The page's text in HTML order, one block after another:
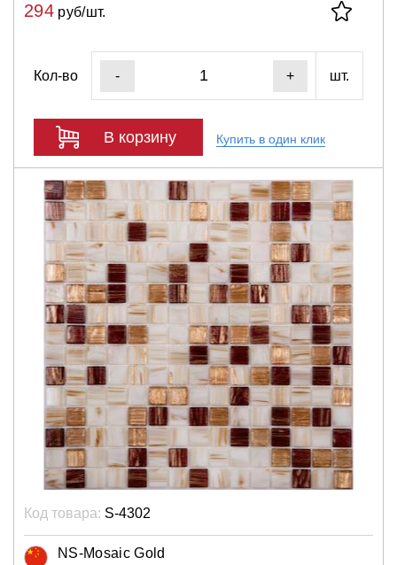
294руб/шт.
Кол-во - + шт.
В корзину Купить в один клик
Код товара: S-4302
NS-Mosaic Gold